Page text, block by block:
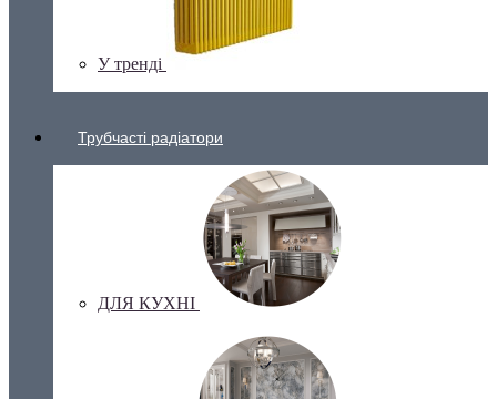
У тренді
Трубчасті радіатори
ДЛЯ КУХНІ